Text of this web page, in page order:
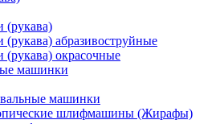
(рукава)
абразивоструйные
окрасочные
машинки
машинки
шлифмашины (Жирафы)